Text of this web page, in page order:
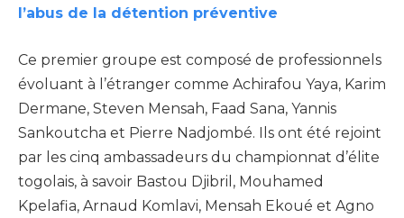
l’abus de la détention préventive
Ce premier groupe est composé de professionnels
évoluant à l’étranger comme Achirafou Yaya, Karim
Dermane, Steven Mensah, Faad Sana, Yannis
Sankoutcha et Pierre Nadjombé. Ils ont été rejoint
par les cinq ambassadeurs du championnat d’élite
togolais, à savoir Bastou Djibril, Mouhamed
Kpelafia, Arnaud Komlavi, Mensah Ekoué et Agno